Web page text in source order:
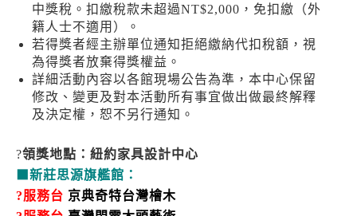
中獎稅。扣繳稅款未超過NT$2,000，免扣繳（外
籍人士不適用）。
若得獎者經主辦單位通知拒絕繳納代扣稅額，視
為得獎者放棄得獎權益。
詳細活動內容以各館現場公告為準，本中心保留
修改、變更及對本活動所有事宜做出做最終解釋
及決定權，恕不另行通知。
?領獎地點：紐約家具設計中心
新莊思源旗艦館：
?服務台 京典奇特台灣檜木